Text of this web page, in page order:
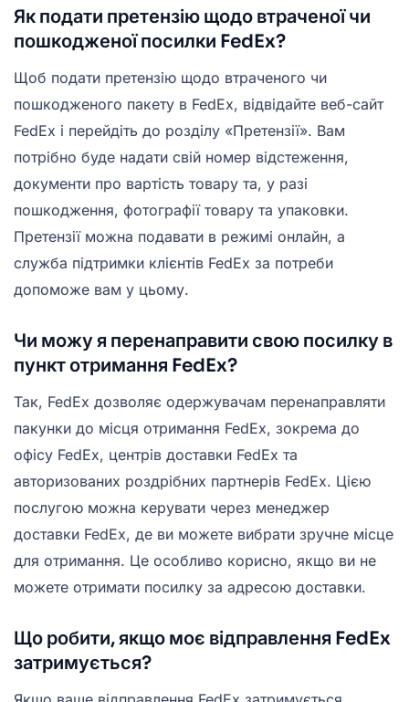
Як подати претензію щодо втраченої чи
пошкодженої посилки FedEx?
Щоб подати претензію щодо втраченого чи
пошкодженого пакету в FedEx, відвідайте веб-сайт
FedEx і перейдіть до розділу «Претензії». Вам
потрібно буде надати свій номер відстеження,
документи про вартість товару та, у разі
пошкодження, фотографії товару та упаковки.
Претензії можна подавати в режимі онлайн, а
служба підтримки клієнтів FedEx за потреби
допоможе вам у цьому.
Чи можу я перенаправити свою посилку в
пункт отримання FedEx?
Так, FedEx дозволяє одержувачам перенаправляти
пакунки до місця отримання FedEx, зокрема до
офісу FedEx, центрів доставки FedEx та
авторизованих роздрібних партнерів FedEx. Цією
послугою можна керувати через менеджер
доставки FedEx, де ви можете вибрати зручне місце
для отримання. Це особливо корисно, якщо ви не
можете отримати посилку за адресою доставки.
Що робити, якщо моє відправлення FedEx
затримується?